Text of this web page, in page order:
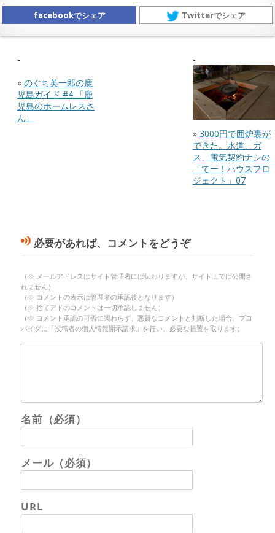
facebookでシェア Twitterでシェア
« のぐち英一郎の鹿
児島ガイド #4 「鹿
児島のホームレスさ
ん」
» 3000円で囲炉裏が
できた。水道、ガ
ス、電気契約ナシの
「てー！ハウスプロ
ジェクト」07
必要があれば、コメントをどうぞ
（※ メールアドレスはサイト管理者には伝わりますが、サイト上では公開さ
れません）
（※ コメントの表示は管理者の承認後となります）
（※ 捨てアドのコメントは一切承認しません）
（※ コメント承認の可否に関わらず、悪質なコメントと判断した場合、プロ
バイダに「投稿者の個人情報開示請求」を行い、必要な措置を取ります）
名前（必須）
メール（必須）
URL